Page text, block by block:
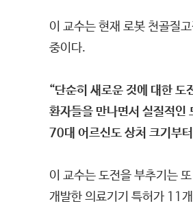
이 교수는 현재 로봇 천골질
중이다.
“단순히 새로운 것에 대한 도
환자들을 만나면서 실질적인
70대 어르신도 상처 크기부
이 교수는 도전을 부추기는
개발한 의료기기 특허가 11